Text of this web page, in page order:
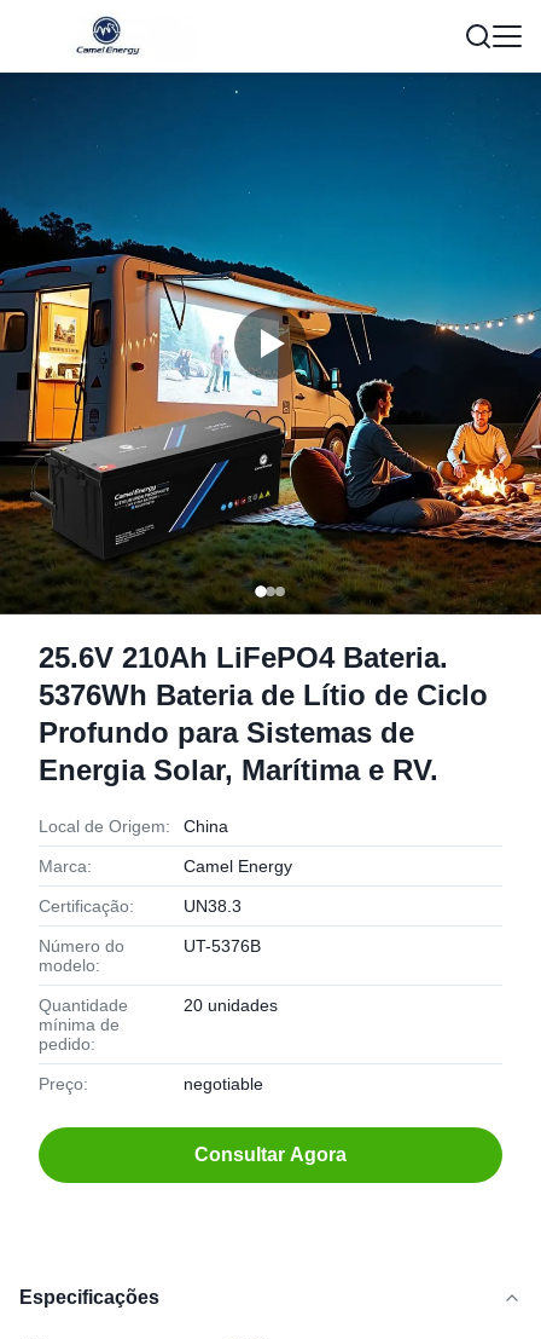
25.6V 210Ah LiFePO4 Bateria.
5376Wh Bateria de Lítio de Ciclo
Profundo para Sistemas de
Energia Solar, Marítima e RV.
Local de Origem: China
Marca: Camel Energy
Certificação: UN38.3
Número do
modelo:
UT-5376B
Quantidade
mínima de
pedido:
20 unidades
Preço: negotiable
Consultar Agora
Especificações